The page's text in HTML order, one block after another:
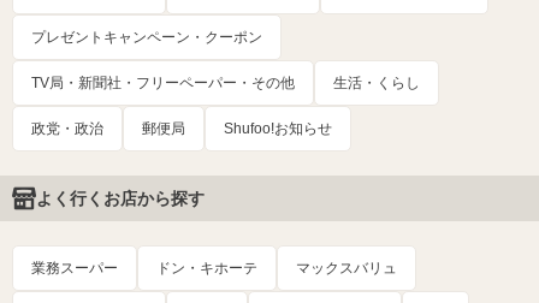
プレゼントキャンペーン・クーポン
TV局・新聞社・フリーペーパー・その他 生活・くらし
政党・政治 郵便局 Shufoo!お知らせ
よく行くお店から探す
業務スーパー ドン・キホーテ マックスバリュ